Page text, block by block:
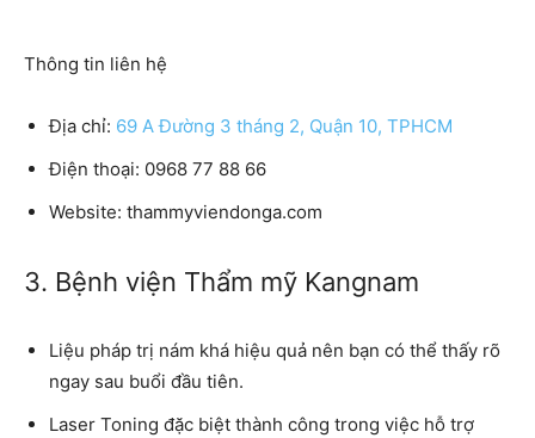
Thông tin liên hệ
Địa chỉ: 69 A Đường 3 tháng 2, Quận 10, TPHCM
Điện thoại: 0968 77 88 66
Website: thammyviendonga.com
3. Bệnh viện Thẩm mỹ Kangnam
Liệu pháp trị nám khá hiệu quả nên bạn có thể thấy rõ
ngay sau buổi đầu tiên.
Laser Toning đặc biệt thành công trong việc hỗ trợ